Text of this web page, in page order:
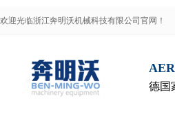
欢迎光临浙江奔明沃机械科技有限公司官网！
德国